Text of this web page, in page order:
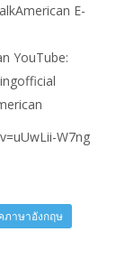
E-
YouTube:
W7ng
ภาษาอังกฤษ